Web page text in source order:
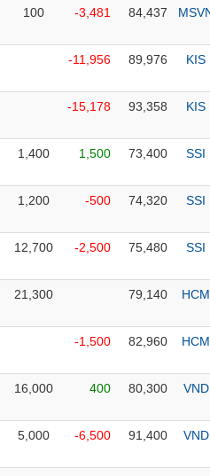
100 -3,481 84,437
-11,956 89,976 KIS
-15,178 93,358 KIS
1,400 1,500 73,400 SSI
1,200 -500 74,320 SSI
12,700 -2,500 75,480 SSI
21,300 79,140 HCM
-1,500 82,960 HCM
16,000 400 80,300 VND
5,000 -6,500 91,400 VND